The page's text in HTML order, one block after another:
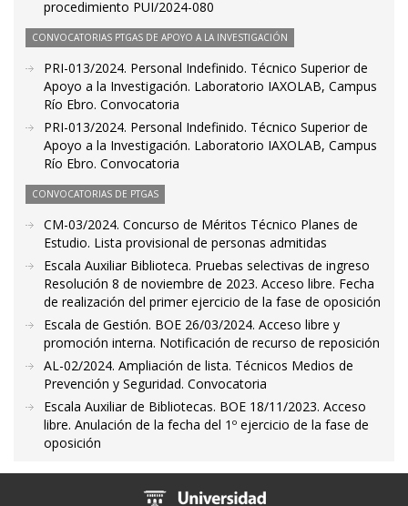
procedimiento PUI/2024-080
CONVOCATORIAS PTGAS DE APOYO A LA INVESTIGACIÓN
PRI-013/2024. Personal Indefinido. Técnico Superior de
Apoyo a la Investigación. Laboratorio IAXOLAB, Campus
Río Ebro. Convocatoria
PRI-013/2024. Personal Indefinido. Técnico Superior de
Apoyo a la Investigación. Laboratorio IAXOLAB, Campus
Río Ebro. Convocatoria
CONVOCATORIAS DE PTGAS
CM-03/2024. Concurso de Méritos Técnico Planes de
Estudio. Lista provisional de personas admitidas
Escala Auxiliar Biblioteca. Pruebas selectivas de ingreso
Resolución 8 de noviembre de 2023. Acceso libre. Fecha
de realización del primer ejercicio de la fase de oposición
Escala de Gestión. BOE 26/03/2024. Acceso libre y
promoción interna. Notificación de recurso de reposición
AL-02/2024. Ampliación de lista. Técnicos Medios de
Prevención y Seguridad. Convocatoria
Escala Auxiliar de Bibliotecas. BOE 18/11/2023. Acceso
libre. Anulación de la fecha del 1º ejercicio de la fase de
oposición